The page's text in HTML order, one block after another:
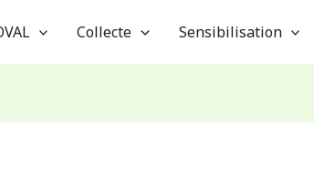
Collecte Sensibilisation